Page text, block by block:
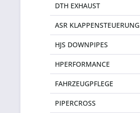
DTH EXHAUST
ASR KLAPPENSTEUERUNG
HJS DOWNPIPES
HPERFORMANCE
FAHRZEUGPFLEGE
PIPERCROSS